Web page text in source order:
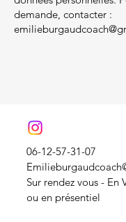
demande, contacter :
06-12-57-31-07
Sur rendez vous - En
ou en présentiel